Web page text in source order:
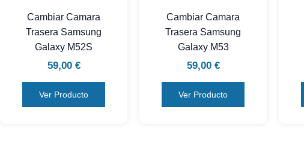
Cambiar Camara
Trasera Samsung
Galaxy M52S
59,00 €
Ver Producto
Cambiar Camara
Trasera Samsung
Galaxy M53
59,00 €
Ver Producto